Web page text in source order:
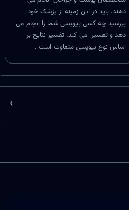
دهند. باید در این زمینه از پزشک خود
بپرسید چه کسی بیوپسی شما را انجام می
دهد و تفسیر می کند. تفسیر نتایج بر
اساس نوع بیوپسی متفاوت است .
‹